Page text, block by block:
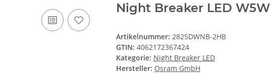
Night Breaker LED W5W
Artikelnummer: 2825DWNB-2HB
GTIN: 4062172367424
Kategorie: Night Breaker LED
Hersteller: Osram GmbH